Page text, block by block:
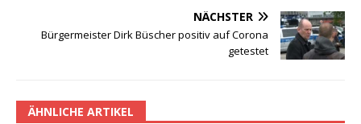
NÄCHSTER
Bürgermeister Dirk Büscher positiv auf Corona
getestet
ÄHNLICHE ARTIKEL